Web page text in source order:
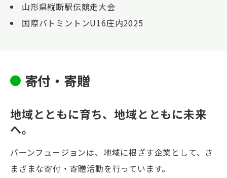
山形県縦断駅伝競走大会
国際バトミントンU16庄内2025
寄付・寄贈
地域とともに育ち、地域とともに未来
へ。
バーンフュージョンは、地域に根ざす企業として、さ
まざまな寄付・寄贈活動を行っています。